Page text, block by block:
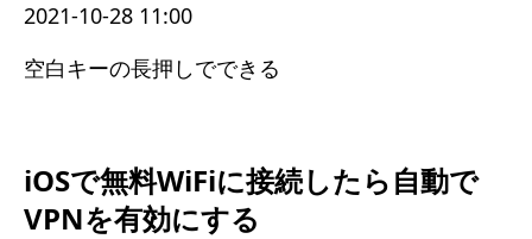
2021-10-28 11:00
空白キーの長押しでできる
iOSで無料WiFiに接続したら自動で
VPNを有効にする